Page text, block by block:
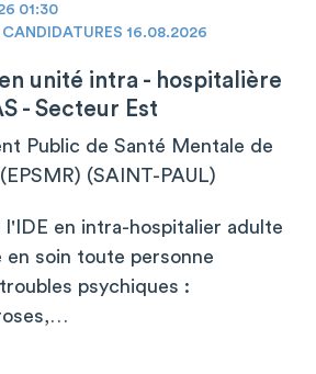
01:30
CANDIDATURES 16.08.2026
unité intra - hospitalière
- Secteur Est
Public de Santé Mentale de
(SAINT-PAUL)
l'IDE en intra-hospitalier adulte
soin toute personne
psychiques :